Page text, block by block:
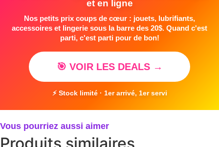
et en ligne
Nos petits prix coups de cœur : jouets, lubrifiants,
accessoires et lingerie sous la barre des 20$. Quand c'est
parti, c'est parti pour de bon!
🎯 VOIR LES DEALS →
⚡ Stock limité · 1er arrivé, 1er servi
Vous pourriez aussi aimer